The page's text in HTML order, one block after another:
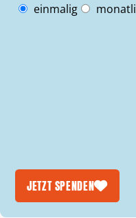
Intervall
einmalig
JETZT SPENDEN